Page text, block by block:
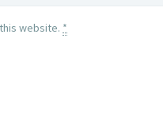
website. *